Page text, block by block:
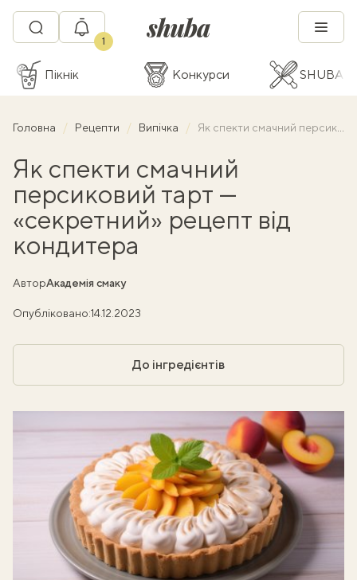
1
Пікнік Конкурси SHUBA
Головна Рецепти Випічка Як спекти смачний персиковий тарт — «секретний» рецепт від кондитера
Як спекти смачний
персиковий тарт —
«секретний» рецепт від
кондитера
АвторАкадемія смаку
Опубліковано:14.12.2023
До інгредієнтів